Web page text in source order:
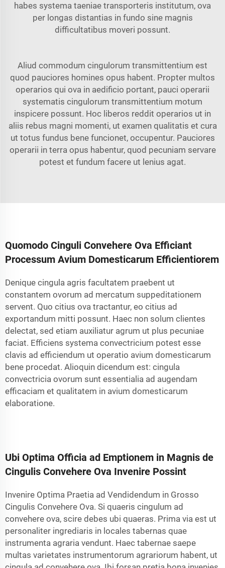
habes systema taeniae transporteris institutum, ova
per longas distantias in fundo sine magnis
difficultatibus moveri possunt.
Aliud commodum cingulorum transmittentium est
quod pauciores homines opus habent. Propter multos
operarios qui ova in aedificio portant, pauci operarii
systematis cingulorum transmittentium motum
inspicere possunt. Hoc liberos reddit operarios ut in
aliis rebus magni momenti, ut examen qualitatis et cura
ut totus fundus bene funcionet, occupentur. Pauciores
operarii in terra opus habentur, quod pecuniam servare
potest et fundum facere ut lenius agat.
Quomodo Cinguli Convehere Ova Efficiant
Processum Avium Domesticarum Efficientiorem
Denique cingula agris facultatem praebent ut
constantem ovorum ad mercatum suppeditationem
servent. Quo citius ova tractantur, eo citius ad
exportandum mitti possunt. Haec non solum clientes
delectat, sed etiam auxiliatur agrum ut plus pecuniae
faciat. Efficiens systema convectricium potest esse
clavis ad efficiendum ut operatio avium domesticarum
bene procedat. Alioquin dicendum est: cingula
convectricia ovorum sunt essentialia ad augendam
efficaciam et qualitatem in avium domesticarum
elaboratione.
Ubi Optima Officia ad Emptionem in Magnis de
Cingulis Convehere Ova Invenire Possint
Invenire Optima Praetia ad Vendidendum in Grosso
Cingulis Convehere Ova. Si quaeris cingulum ad
convehere ova, scire debes ubi quaeras. Prima via est ut
personaliter ingrediaris in locales tabernas quae
instrumenta agraria vendunt. Haec tabernae saepe
multas varietates instrumentorum agrariorum habent, ut